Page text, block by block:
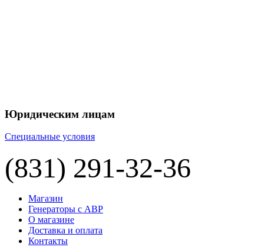
Юридическим лицам
Специальные условия
(831) 291-32-36
Магазин
Генераторы с АВР
О магазине
Доставка и оплата
Контакты